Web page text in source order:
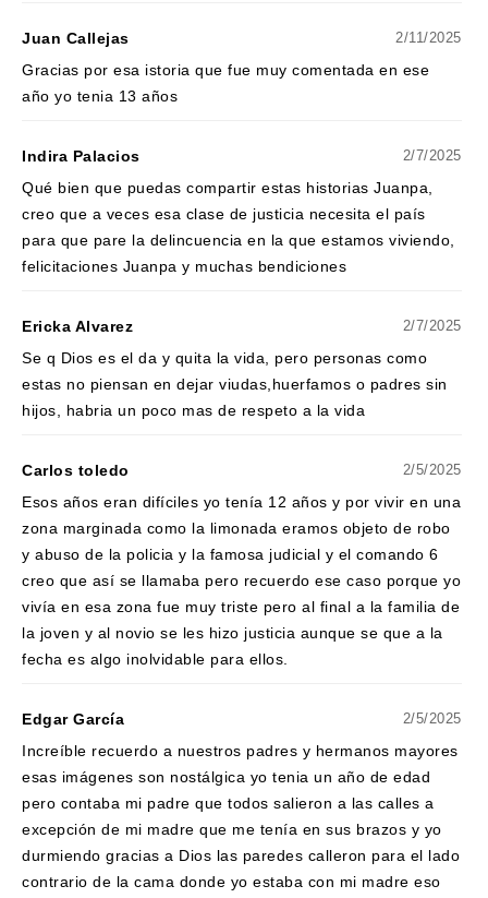
Juan Callejas 2/11/2025
Gracias por esa istoria que fue muy comentada en ese
año yo tenia 13 años
Indira Palacios 2/7/2025
Qué bien que puedas compartir estas historias Juanpa,
creo que a veces esa clase de justicia necesita el país
para que pare la delincuencia en la que estamos viviendo,
felicitaciones Juanpa y muchas bendiciones
Ericka Alvarez 2/7/2025
Se q Dios es el da y quita la vida, pero personas como
estas no piensan en dejar viudas,huerfamos o padres sin
hijos, habria un poco mas de respeto a la vida
Carlos toledo 2/5/2025
Esos años eran difíciles yo tenía 12 años y por vivir en una
zona marginada como la limonada eramos objeto de robo
y abuso de la policia y la famosa judicial y el comando 6
creo que así se llamaba pero recuerdo ese caso porque yo
vivía en esa zona fue muy triste pero al final a la familia de
la joven y al novio se les hizo justicia aunque se que a la
fecha es algo inolvidable para ellos.
Edgar García 2/5/2025
Increíble recuerdo a nuestros padres y hermanos mayores
esas imágenes son nostálgica yo tenia un año de edad
pero contaba mi padre que todos salieron a las calles a
excepción de mi madre que me tenía en sus brazos y yo
durmiendo gracias a Dios las paredes calleron para el lado
contrario de la cama donde yo estaba con mi madre eso